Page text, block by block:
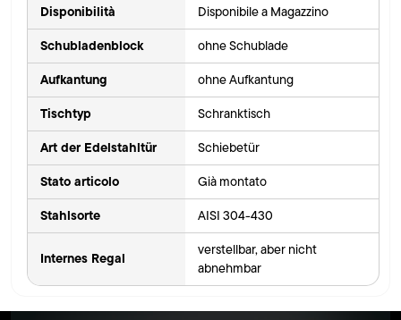
Disponibilità Disponibile a Magazzino
Schubladenblock ohne Schublade
Aufkantung ohne Aufkantung
Tischtyp Schranktisch
Art der Edelstahltür Schiebetür
Stato articolo Già montato
Stahlsorte AISI 304-430
Internes Regal
verstellbar, aber nicht
abnehmbar